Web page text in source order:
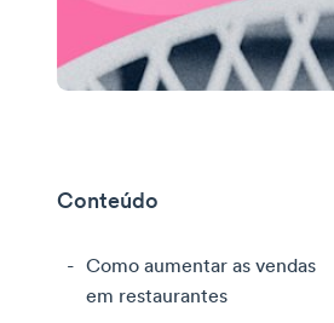
Conteúdo
Como aumentar as vendas
em restaurantes